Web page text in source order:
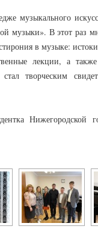
музыкального
музыки». В этот раз
в музыке:
лекции, а
творческим
Нижегородской